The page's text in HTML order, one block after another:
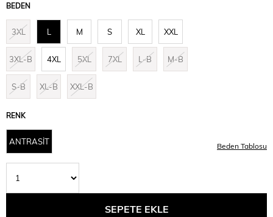
BEDEN
3XL L M S XL XXL
3XL-B 4XL 5XL 7XL L-B M-B
S-B XL-B XXL-B
RENK
ANTRASİT Beden Tablosu